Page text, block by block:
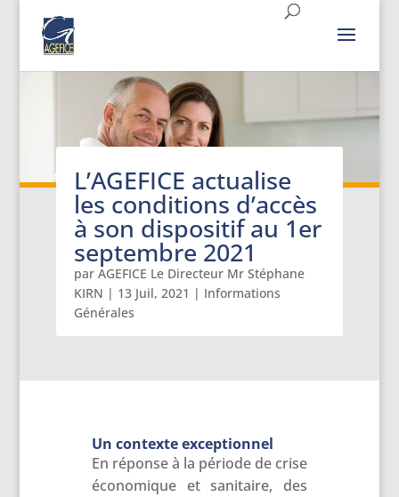
L’AGEFICE actualise
les conditions d’accès
à son dispositif au 1er
septembre 2021
par AGEFICE Le Directeur Mr Stéphane
KIRN | 13 Juil, 2021 | Informations
Générales
Un contexte exceptionnel
En réponse à la période de crise
économique et sanitaire, des